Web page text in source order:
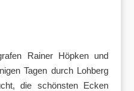
Rainer Höpken und
Tagen durch Lohberg
die schönsten Ecken